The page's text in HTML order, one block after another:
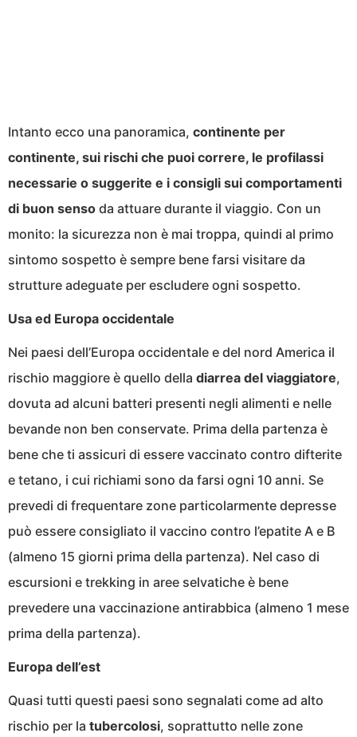
Intanto ecco una panoramica, continente per
continente, sui rischi che puoi correre, le profilassi
necessarie o suggerite e i consigli sui comportamenti
di buon senso da attuare durante il viaggio. Con un
monito: la sicurezza non è mai troppa, quindi al primo
sintomo sospetto è sempre bene farsi visitare da
strutture adeguate per escludere ogni sospetto.
Usa ed Europa occidentale
Nei paesi dell’Europa occidentale e del nord America il
rischio maggiore è quello della diarrea del viaggiatore,
dovuta ad alcuni batteri presenti negli alimenti e nelle
bevande non ben conservate. Prima della partenza è
bene che ti assicuri di essere vaccinato contro difterite
e tetano, i cui richiami sono da farsi ogni 10 anni. Se
prevedi di frequentare zone particolarmente depresse
può essere consigliato il vaccino contro l’epatite A e B
(almeno 15 giorni prima della partenza). Nel caso di
escursioni e trekking in aree selvatiche è bene
prevedere una vaccinazione antirabbica (almeno 1 mese
prima della partenza).
Europa dell’est
Quasi tutti questi paesi sono segnalati come ad alto
rischio per la tubercolosi, soprattutto nelle zone